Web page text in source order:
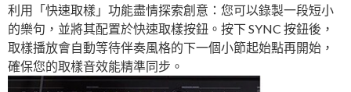
利用「快速取樣」功能盡情探索創意：您可以錄製一段短小
的樂句，並將其配置於快速取樣按鈕。按下 SYNC 按鈕後，
取樣播放會自動等待伴奏風格的下一個小節起始點再開始，
確保您的取樣音效能精準同步。